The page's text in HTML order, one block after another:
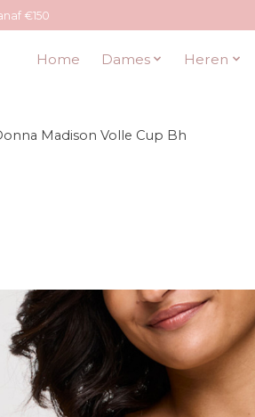
€150
Home Dames Heren
Madison Volle Cup Bh